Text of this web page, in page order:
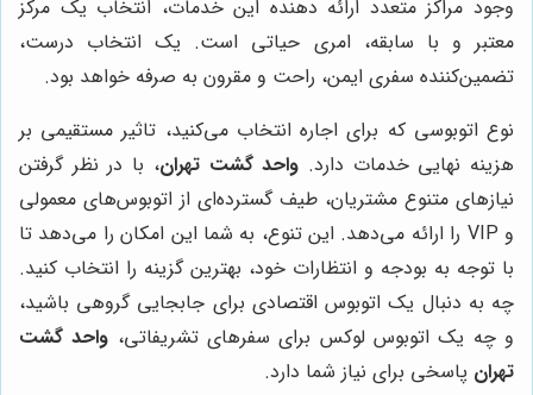
وجود مراکز متعدد ارائه دهنده این خدمات، انتخاب یک مرکز
معتبر و با سابقه، امری حیاتی است. یک انتخاب درست،
تضمین‌کننده سفری ایمن، راحت و مقرون به صرفه خواهد بود.
نوع اتوبوسی که برای اجاره انتخاب می‌کنید، تاثیر مستقیمی بر
هزینه نهایی خدمات دارد. واحد گشت تهران، با در نظر گرفتن
نیازهای متنوع مشتریان، طیف گسترده‌ای از اتوبوس‌های معمولی
و VIP را ارائه می‌دهد. این تنوع، به شما این امکان را می‌دهد تا
با توجه به بودجه و انتظارات خود، بهترین گزینه را انتخاب کنید.
چه به دنبال یک اتوبوس اقتصادی برای جابجایی گروهی باشید،
و چه یک اتوبوس لوکس برای سفرهای تشریفاتی، واحد گشت
تهران پاسخی برای نیاز شما دارد.